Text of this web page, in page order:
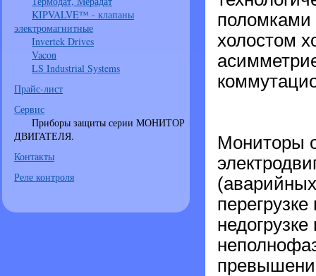
KIPVALVE™ - клапаны
электромагнитные
Invertek Drives
Vacon
LS Industrial Systems
Прайс-лист
Сервис
Приборы защиты серии МОНИТОР
ДВИГАТЕЛЯ.
Контакты
Реле контроля
поломками
холостом
Мониторы
перегрузке
недогрузке